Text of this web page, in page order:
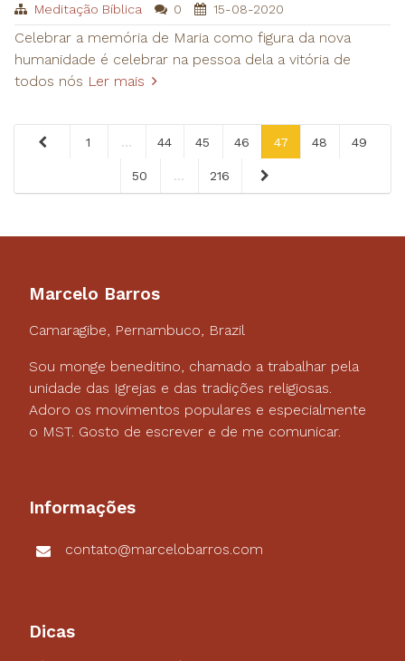
Meditação Bíblica 0 15-08-2020
Celebrar a memória de Maria como figura da nova
humanidade é celebrar na pessoa dela a vitória de
todos nós Ler mais
1 ... 44 45 46 47 48 49
50 ... 216
Marcelo Barros
Camaragibe, Pernambuco, Brazil
Sou monge beneditino, chamado a trabalhar pela
unidade das Igrejas e das tradições religiosas.
Adoro os movimentos populares e especialmente
o MST. Gosto de escrever e de me comunicar.
Informações
contato@marcelobarros.com
Dicas